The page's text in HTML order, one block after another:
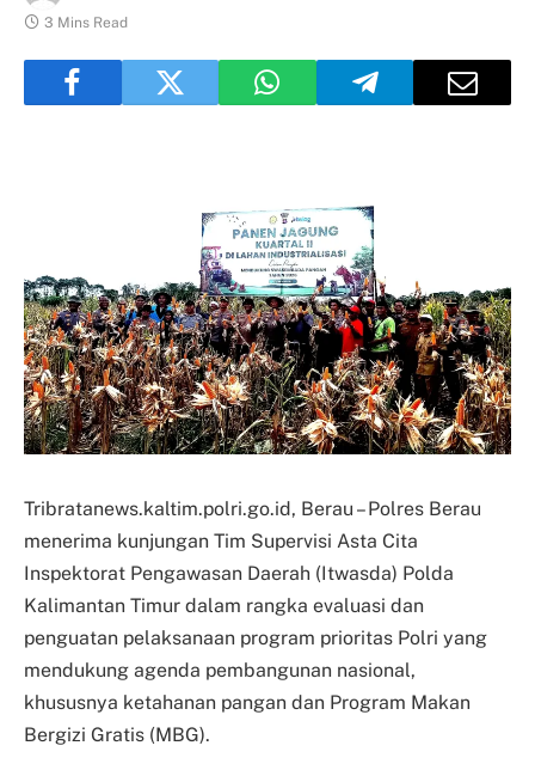
3 Mins Read
Tribratanews.kaltim.polri.go.id, Berau – Polres Berau
menerima kunjungan Tim Supervisi Asta Cita
Inspektorat Pengawasan Daerah (Itwasda) Polda
Kalimantan Timur dalam rangka evaluasi dan
penguatan pelaksanaan program prioritas Polri yang
mendukung agenda pembangunan nasional,
khususnya ketahanan pangan dan Program Makan
Bergizi Gratis (MBG).